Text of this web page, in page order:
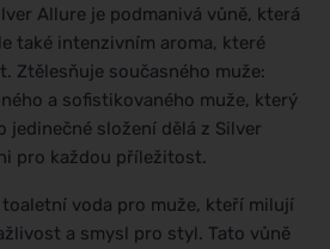
Allure je podmanivá vůně, která
také intenzivním aroma, které
Ztělesňuje současného muže:
a sofistikovaného muže, který
jedinečné složení dělá z Silver
pro každou příležitost.
toaletní voda pro muže, kteří milují
a smysl pro styl. Tato vůně